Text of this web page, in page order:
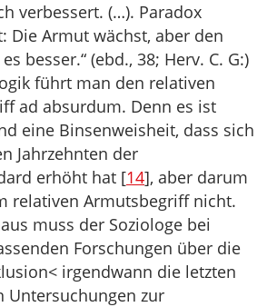
verbessert. (…). Paradox
Die Armut wächst, aber den
besser.“ (ebd., 38; Herv. C. G:)
führt man den relativen
ad absurdum. Denn es ist
eine Binsenweisheit, dass sich
Jahrzehnten der
erhöht hat [14], aber darum
relativen Armutsbegriff nicht.
muss der Soziologe bei
Forschungen über die
irgendwann die letzten
Untersuchungen zur